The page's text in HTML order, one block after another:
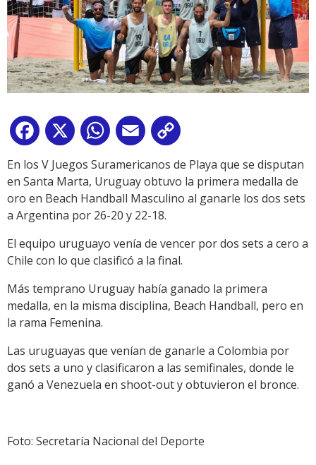
Facebook
X WhatsApp
Email
Link
En los V Juegos Suramericanos de Playa que se disputan
en Santa Marta, Uruguay obtuvo la primera medalla de
oro en Beach Handball Masculino al ganarle los dos sets
a Argentina por 26-20 y 22-18.
El equipo uruguayo venía de vencer por dos sets a cero a
Chile con lo que clasificó a la final.
Más temprano Uruguay había ganado la primera
medalla, en la misma disciplina, Beach Handball, pero en
la rama Femenina.
Las uruguayas que venían de ganarle a Colombia por
dos sets a uno y clasificaron a las semifinales, donde le
ganó a Venezuela en shoot-out y obtuvieron el bronce.
Foto: Secretaría Nacional del Deporte